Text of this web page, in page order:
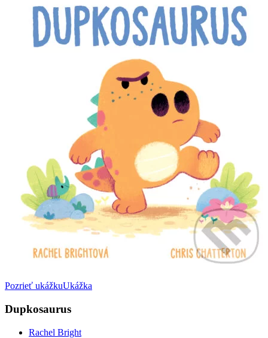
Pozrieť ukážkuUkážka
Dupkosaurus
Rachel Bright